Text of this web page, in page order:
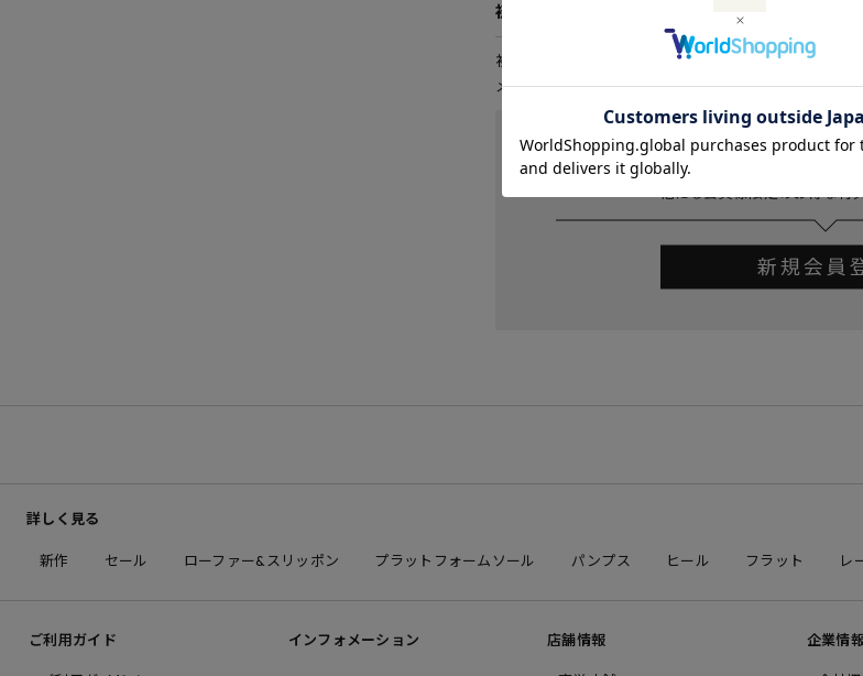
初めてご利用の方
初めてご利用のお客様は、こちらから会員登録を行って
メールアドレスとパスワードを登録しておくと便利に
詳しく見る
新作 セール ローファー&スリッポン プラットフォームソール パンプス ヒール フラット レ
ご利用ガイド インフォメーション 店舗情報 企業情